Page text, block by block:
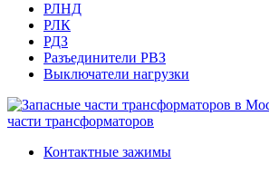
РЛНД
РЛК
РДЗ
Разъединители РВЗ
Выключатели нагрузки
части трансформаторов
Контактные зажимы